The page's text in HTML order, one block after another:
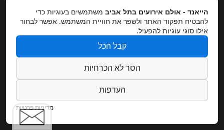
GET DIRECTIONS
EMAIL US
אימייל: Lihi@dynamogroup.co.il
הייאנד - אולם אירועים בתל אביב משתמשים בעוגיות כדי
להבטיח תפקוד האתר ולשפר את חוויית המשתמש. אפשר לבחור
אילו סוגי עוגיות להפעיל.
קבל הכל
הסר לא הכרחיות
העדפות
מדיניות פרטיות